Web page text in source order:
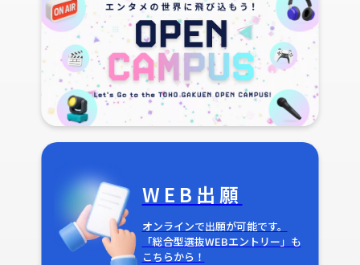
WEB出願
オンラインで出願が可能です。
「総合型選抜WEBエントリー」も
こちらから！